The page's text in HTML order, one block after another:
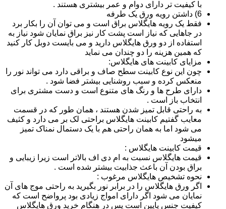
با کیفیت تر دارای دوام و عمر بیشتری هستند .
6) داشتن رویه ورق یک طرفه
فقط یک رویه هایگلاس براق است و می توان آن را بکار برد
در جاهایی که نیاز است پشت کار نیز براق نمایان شود نیاز به
استفاده از دو ورق هایگلاس دارید و می بایست دوبل کار کنید
که همین هزینه را دو چندان می نماید
مزایای کابینت های هایگلاس:
چون این نوع کابینت سطح صاف و براقی دارد می تواند نور را
منعکس کرده و سبب روشنایی بیشتر فضا شود .
دارای طرح ها و رنگ های متنوع است و دست مشتری برای
انتخاب باز است .
به راحتی قابل تمیز شدن هستند ، همان طور که در قسمت
معایب گفتیم کابینت هایگلاس براحتی لک بر می دارد و کثیف
می شود اما به همان راحتی هم با یک دستمال نمناک تمیز
میشود
قیمت کابینت هایگلاس :
قیمت هایگلاس نسبت به ام دی اف بالاتر است زیرا زیبایی و
براق بودن آن باعث جذابیت بیشتر شده است .
نحوه تشخیص هایگلاس مرغوب :
اگر ورق هایگلاس را در برابر نور بگیرید به راحتی موج های آن
نمایان می شود اگر دارای امواج زیادی بود پرواضح است که
کیفیت جنس پایین است پس در هنگام خرید ورق هایگلاس